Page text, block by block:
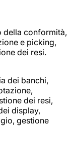
della conformità,
e picking,
dei resi.
dei banchi,
dei resi,
display,
gestione